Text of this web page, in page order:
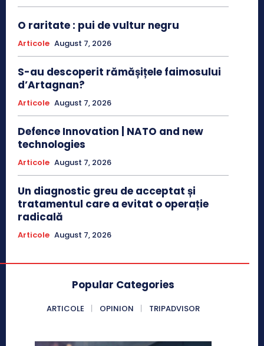
O raritate : pui de vultur negru
Articole August 7, 2026
S-au descoperit rămășițele faimosului
d’Artagnan?
Articole August 7, 2026
Defence Innovation | NATO and new
technologies
Articole August 7, 2026
Un diagnostic greu de acceptat și
tratamentul care a evitat o operație
radicală
Articole August 7, 2026
Popular Categories
ARTICOLE OPINION TRIPADVISOR